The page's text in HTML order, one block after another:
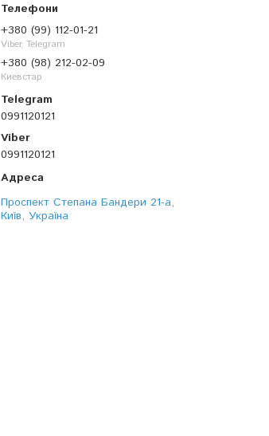
+380 (99) 112-01-21
Viber, Telegram
+380 (98) 212-02-09
Киевстар
0991120121
0991120121
Проспект Степана Бандери 21-а,
Київ, Україна